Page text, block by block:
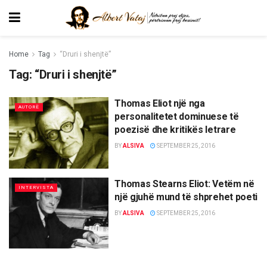
Home Tag “Druri i shenjtë”
Tag: “Druri i shenjtë”
AUTORË
Thomas Eliot një nga
personalitetet dominuese të
poezisë dhe kritikës letrare
BYALSIVA SEPTEMBER 25, 2016
INTERVISTA
Thomas Stearns Eliot: Vetëm në
një gjuhë mund të shprehet poeti
BYALSIVA SEPTEMBER 25, 2016